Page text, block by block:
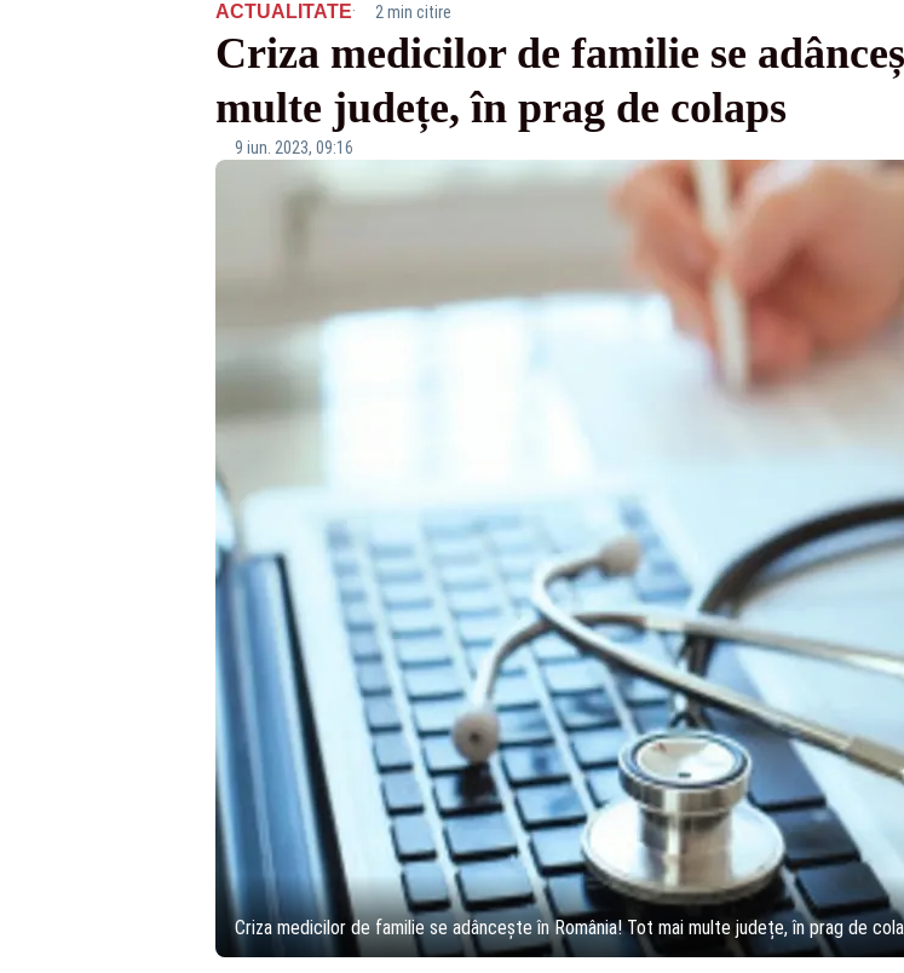
ACTUALITATE· 2 min citire
Criza medicilor de familie se
multe județe, în prag de colaps
9 iun. 2023, 09:16
Criza medicilor de familie se adâncește în România! Tot mai multe județe, în prag de